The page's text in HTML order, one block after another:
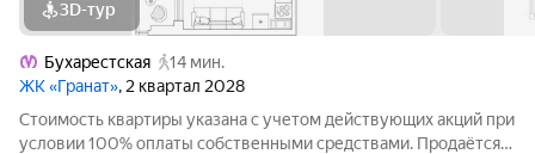
3D-тур
Бухарестская
14 мин.
ЖК «Гранат», 2 квартал 2028
Стоимость квартиры указана с учетом действующих акций при
условии 100% оплаты собственными средствами. Продаётся